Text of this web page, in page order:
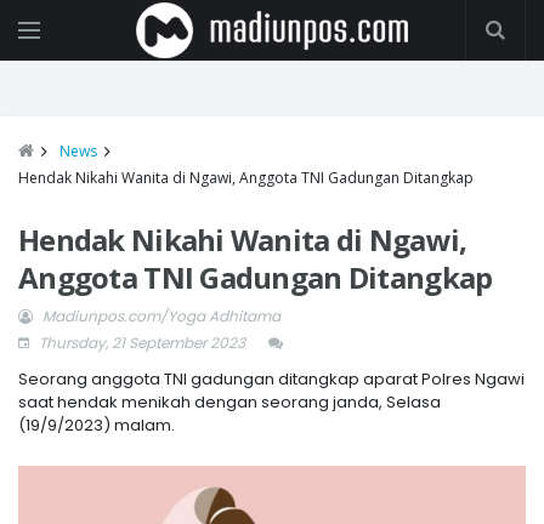
News
Hendak Nikahi Wanita di Ngawi, Anggota TNI Gadungan Ditangkap
Hendak Nikahi Wanita di Ngawi,
Anggota TNI Gadungan Ditangkap
Madiunpos.com/Yoga Adhitama
Thursday, 21 September 2023
Seorang anggota TNI gadungan ditangkap aparat Polres Ngawi
saat hendak menikah dengan seorang janda, Selasa
(19/9/2023) malam.